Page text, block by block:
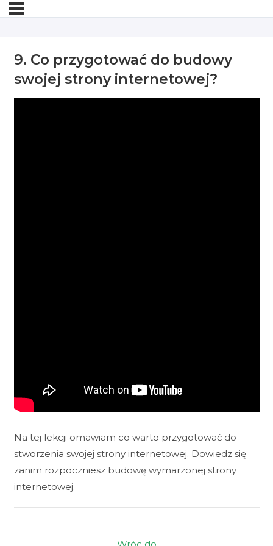
9. Co przygotować do budowy
swojej strony internetowej?
Na tej lekcji omawiam co warto przygotować do
stworzenia swojej strony internetowej. Dowiedz się
zanim rozpoczniesz budowę wymarzonej strony
internetowej.